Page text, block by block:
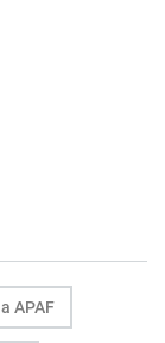
APAF